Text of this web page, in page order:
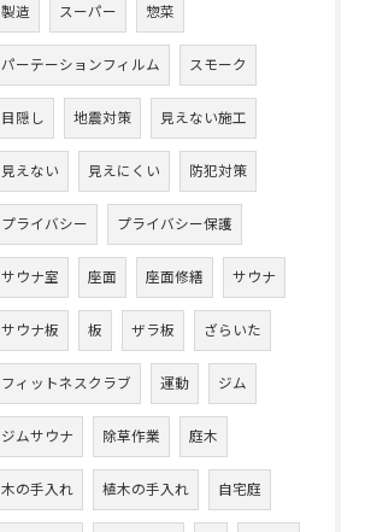
製造 スーパー 惣菜
パーテーションフィルム スモーク
目隠し 地震対策 見えない施工
見えない 見えにくい 防犯対策
プライバシー プライバシー保護
サウナ室 座面 座面修繕 サウナ
サウナ板 板 ザラ板 ざらいた
フィットネスクラブ 運動 ジム
ジムサウナ 除草作業 庭木
木の手入れ 植木の手入れ 自宅庭